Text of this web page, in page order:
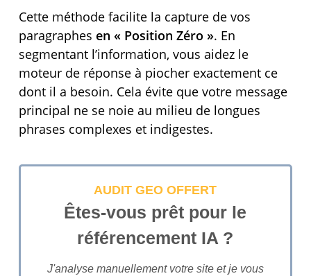
Cette méthode facilite la capture de vos
paragraphes en « Position Zéro ». En
segmentant l’information, vous aidez le
moteur de réponse à piocher exactement ce
dont il a besoin. Cela évite que votre message
principal ne se noie au milieu de longues
phrases complexes et indigestes.
AUDIT GEO OFFERT
Êtes-vous prêt pour le
référencement IA ?
J'analyse manuellement votre site et je vous